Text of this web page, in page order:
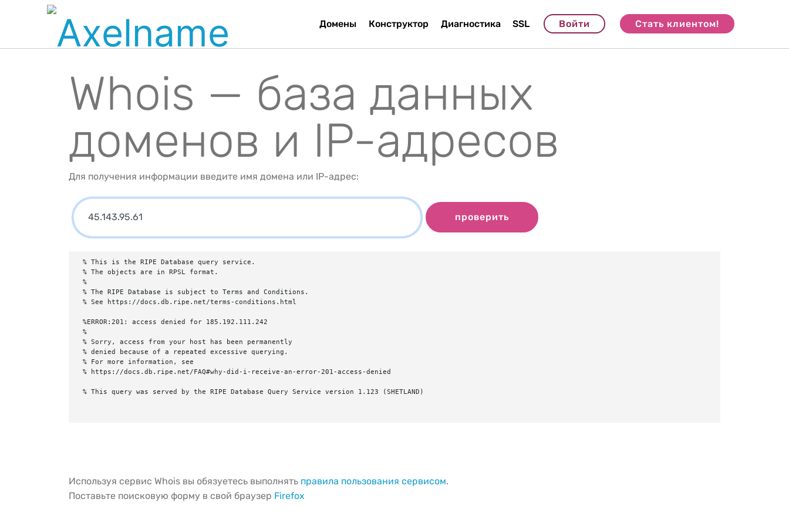
Домены Конструктор Диагностика SSL Войти Стать клиентом!
Whois — база данных
доменов и IP-адресов
Для получения информации введите имя домена или IP-адрес:
проверить
% This is the RIPE Database query service.
% The objects are in RPSL format.
%
% The RIPE Database is subject to Terms and Conditions.
% See https://docs.db.ripe.net/terms-conditions.html
%ERROR:201: access denied for 185.192.111.242
%
% Sorry, access from your host has been permanently
% denied because of a repeated excessive querying.
% For more information, see
% https://docs.db.ripe.net/FAQ#why-did-i-receive-an-error-201-access-denied
% This query was served by the RIPE Database Query Service version 1.123 (SHETLAND)
Используя сервис Whois вы обязуетесь выполнять правила пользования сервисом.
Поставьте поисковую форму в свой браузер Firefox